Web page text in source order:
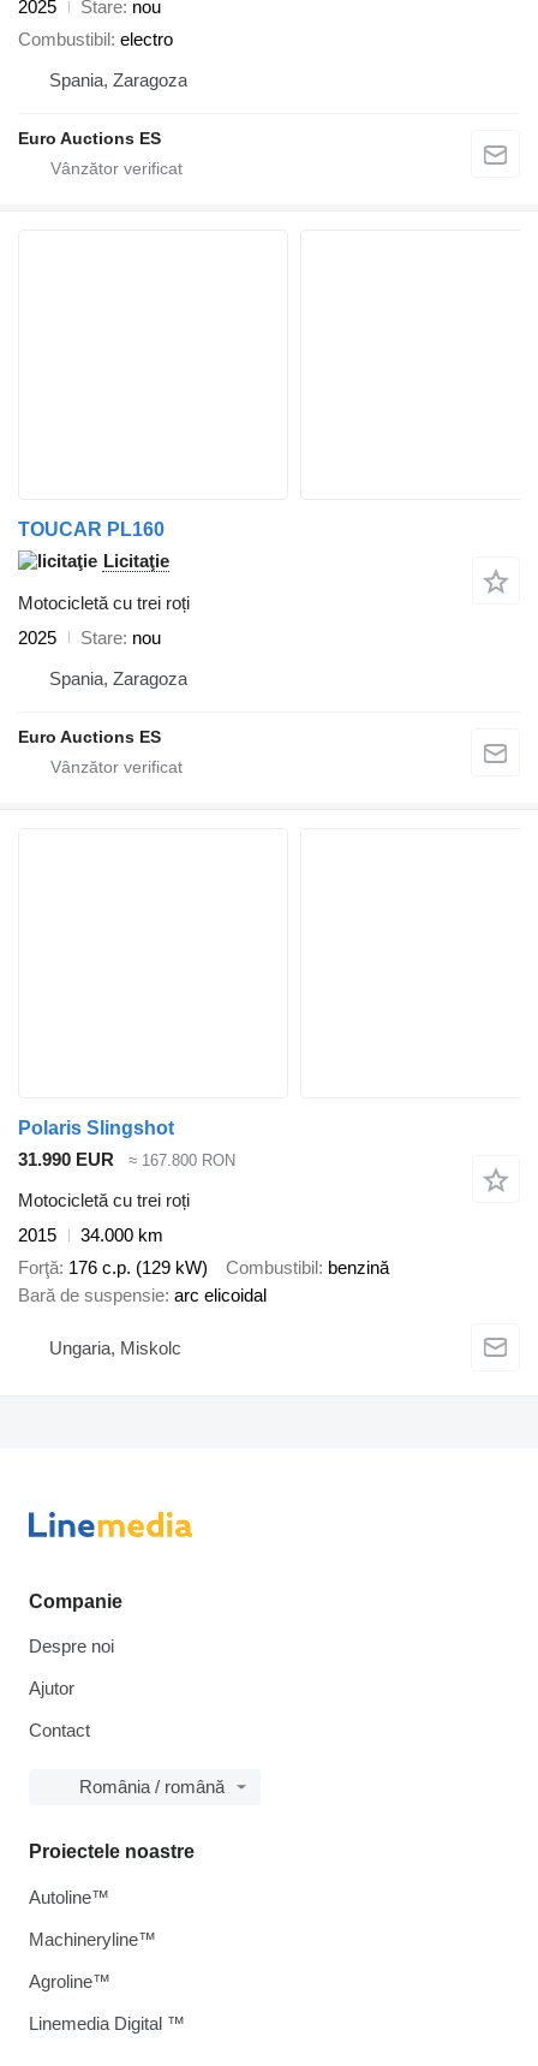
2025 Stare nou
Combustibil electro
Spania, Zaragoza
Euro Auctions ES
TOUCAR PL160
Licitaţie
Motocicletă cu trei roți
2025
Stare nou
Spania, Zaragoza
Euro Auctions ES
Polaris Slingshot
31.990 EUR
≈ 167.800 RON
Motocicletă cu trei roți
2015
34.000 km
Forţă 176 c.p. (129 kW) Combustibil benzină
Bară de suspensie arc elicoidal
Ungaria, Miskolc
Companie
Despre noi
Ajutor
Contact
România / română
Proiectele noastre
Autoline™
Machineryline™
Agroline™
Linemedia Digital ™